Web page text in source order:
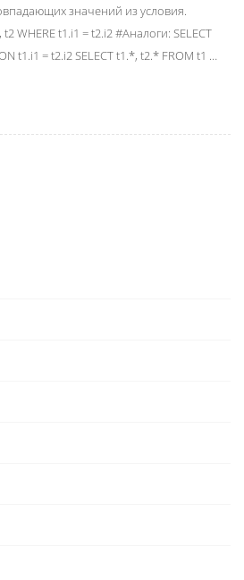
значений из условия.
WHERE t1.i1 = t2.i2 #Аналоги: SELECT
t1.i1 = t2.i2 SELECT t1.*, t2.* FROM t1 …